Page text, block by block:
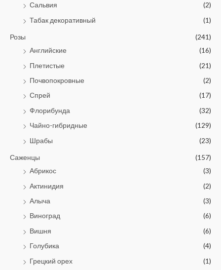
Сальвия
(2)
Табак декоративный
(1)
Розы
(241)
Английские
(16)
Плетистые
(21)
Почвопокровные
(2)
Спрей
(17)
Флорибунда
(32)
Чайно-гибридные
(129)
Шрабы
(23)
Саженцы
(157)
Абрикос
(3)
Актинидия
(2)
Алыча
(3)
Виноград
(6)
Вишня
(6)
Голубика
(4)
Грецкий орех
(1)